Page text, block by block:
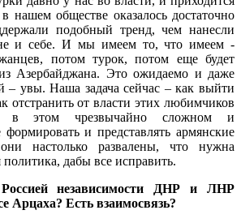
в нашем обществе оказалось достаточно
подобный тренд, чем нанесли
и себе. И мы имеем то, что имеем -
потом турок, потом еще будет
Азербайджана. Это ожидаемо и даже
– увы. Наша задача сейчас – как выйти
отстранить от власти этих любимчиков
в этом чрезвычайно сложном и
и представлять армянские
настолько развалены, что нужна
дабы все исправить.
независимости ДНР и ЛНР
Арцаха? Есть взаимосвязь?